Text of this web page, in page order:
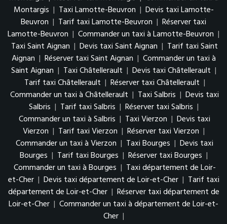
Montargis | Taxi Lamotte-Beuvron | Devis taxi Lamotte-
Beuvron | Tarif taxi Lamotte-Beuvron | Réserver taxi
Lamotte-Beuvron | Commander un taxi à Lamotte-Beuvron |
Taxi Saint Aignan | Devis taxi Saint Aignan | Tarif taxi Saint
Aignan | Réserver taxi Saint Aignan | Commander un taxi à
Saint Aignan | Taxi Châtellerault | Devis taxi Châtellerault |
Tarif taxi Châtellerault | Réserver taxi Châtellerault |
Commander un taxi à Châtellerault | Taxi Salbris | Devis taxi
Salbris | Tarif taxi Salbris | Réserver taxi Salbris |
Commander un taxi à Salbris | Taxi Vierzon | Devis taxi
Vierzon | Tarif taxi Vierzon | Réserver taxi Vierzon |
Commander un taxi à Vierzon | Taxi Bourges | Devis taxi
Bourges | Tarif taxi Bourges | Réserver taxi Bourges |
Commander un taxi à Bourges | Taxi département de Loir-
et-Cher | Devis taxi département de Loir-et-Cher | Tarif taxi
département de Loir-et-Cher | Réserver taxi département de
Loir-et-Cher | Commander un taxi à département de Loir-et-
Cher |